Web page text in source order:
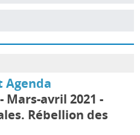
Agenda
Mars-avril 2021 -
Rébellion des